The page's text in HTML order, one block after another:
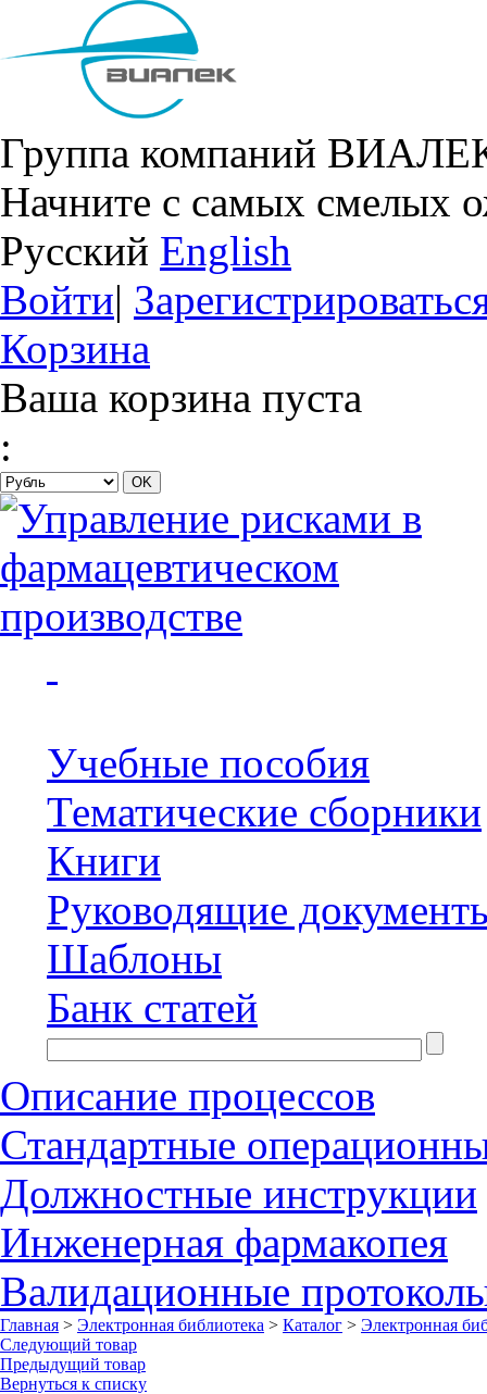
Группа компаний
Начните с самых смелых
Русский English
Войти|
Корзина
Ваша корзина пуста
:
Учебные пособия
Тематические сборники
Книги
Руководящие
Шаблоны
Банк статей
Описание процессов
Стандартные
Должностные инструкции
Инженерная фармакопея
Валидационные
Главная > Электронная библиотека > Каталог > Электронная
Следующий товар
Предыдущий товар
Вернуться к списку